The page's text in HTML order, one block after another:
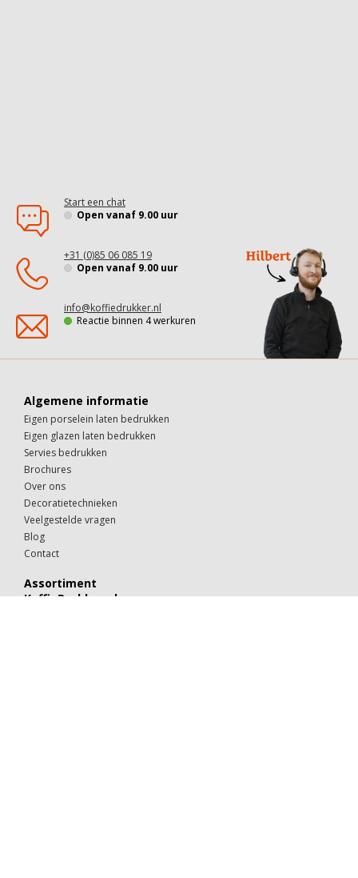
Start een chat
Open vanaf 9.00 uur
+31 (0)85 06 085 19
Open vanaf 9.00 uur
info@koffiedrukker.nl
Reactie binnen 4 werkuren
Algemene informatie
Eigen porselein laten bedrukken
Eigen glazen laten bedrukken
Servies bedrukken
Brochures
Over ons
Decoratietechnieken
Veelgestelde vragen
Blog
Contact
Assortiment
KoffieDrukker.nl